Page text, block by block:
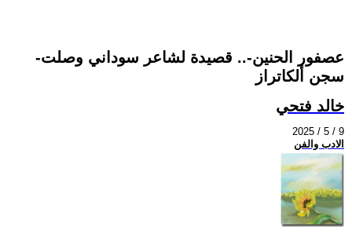
-عصفور الحنين-.. قصيدة لشاعر سوداني وصلت
سجن ألكاتراز
خالد فتحي
2025 / 5 / 9
الادب والفن